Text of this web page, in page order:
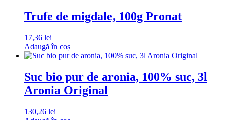
Trufe de migdale, 100g Pronat
17,36 lei
Adaugă în coș
Suc bio pur de aronia, 100% suc, 3l
Aronia Original
130,26 lei